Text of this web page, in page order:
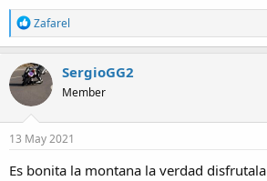
R
e
a
c
t
o
n
s
Zafarel
SergioGG2
Member
13 May 2021
Es bonita la montana la verdad disfrutala